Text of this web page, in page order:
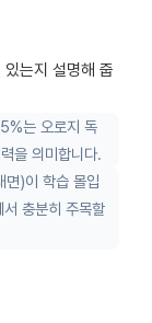
는지 설명해 줍
는 오로지 독
을 의미합니다.
)이 학습 몰입
충분히 주목할